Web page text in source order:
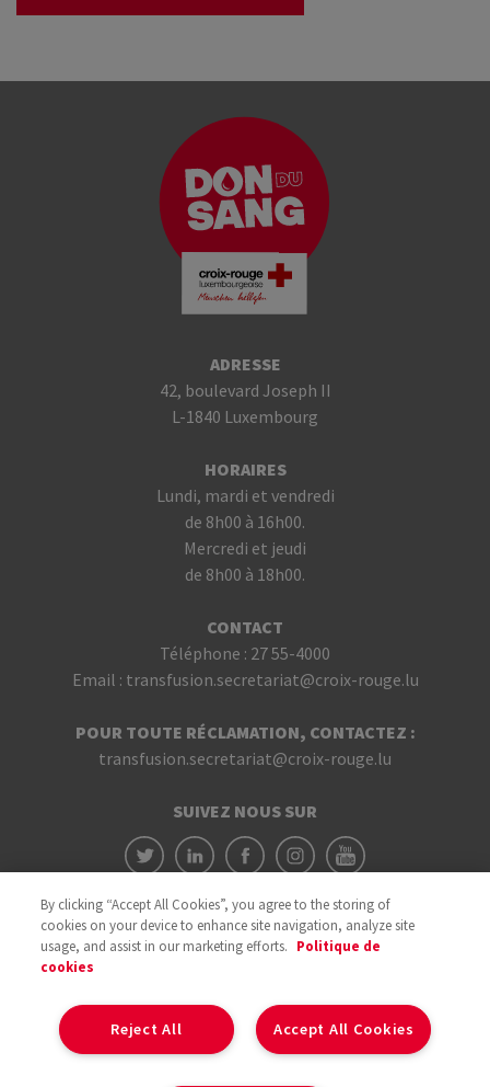
ADRESSE
42, boulevard Joseph II
L-1840 Luxembourg
HORAIRES
Lundi, mardi et vendredi
de 8h00 à 16h00.
Mercredi et jeudi
de 8h00 à 18h00.
CONTACT
Téléphone : 27 55-4000
Email : transfusion.secretariat@croix-rouge.lu
POUR TOUTE RÉCLAMATION, CONTACTEZ :
transfusion.secretariat@croix-rouge.lu
SUIVEZ NOUS SUR
By clicking “Accept All Cookies”, you agree to the storing of
cookies on your device to enhance site navigation, analyze site
usage, and assist in our marketing efforts. Politique de
cookies
Accept All Cookies
Reject All